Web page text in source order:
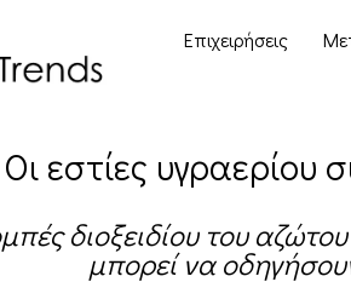
Επιχειρήσεις
Οι εστίες
διοξειδίου του
μπορεί να